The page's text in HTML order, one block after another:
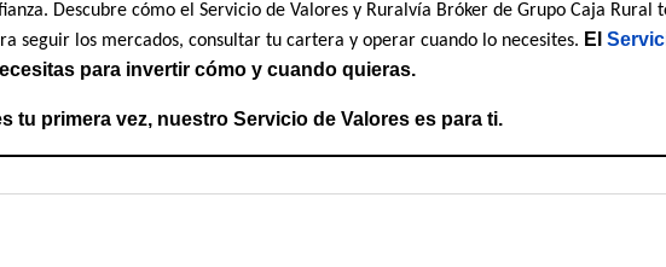
Descubre cómo el Servicio de Valores y Ruralvía Bróker de Grupo Caja Rural
seguir los mercados, consultar tu cartera y operar cuando lo necesites. El
para invertir cómo y cuando quieras.
primera vez, nuestro Servicio de Valores es para ti.